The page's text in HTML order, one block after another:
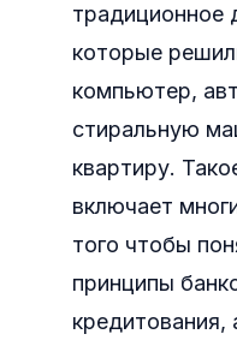
традиционное
которые
компьютер,
стиральную
квартиру.
включает
того чтобы
принципы
кредитования,